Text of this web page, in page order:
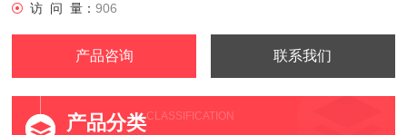
访 问 量：906
产品咨询 联系我们
产品分类CLASSIFICATION